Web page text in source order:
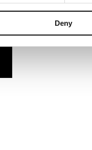
Deny